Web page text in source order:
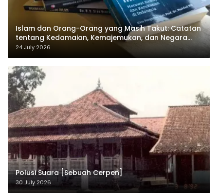
Islam dan Orang-Orang yang Masih Takut: Catatan
tentang Kedamaian, Kemajemukan, dan Negara
dalam Pemikiran Masykuri Abdillah
24 July 2026
Polusi Suara [Sebuah Cerpen]
30 July 2026